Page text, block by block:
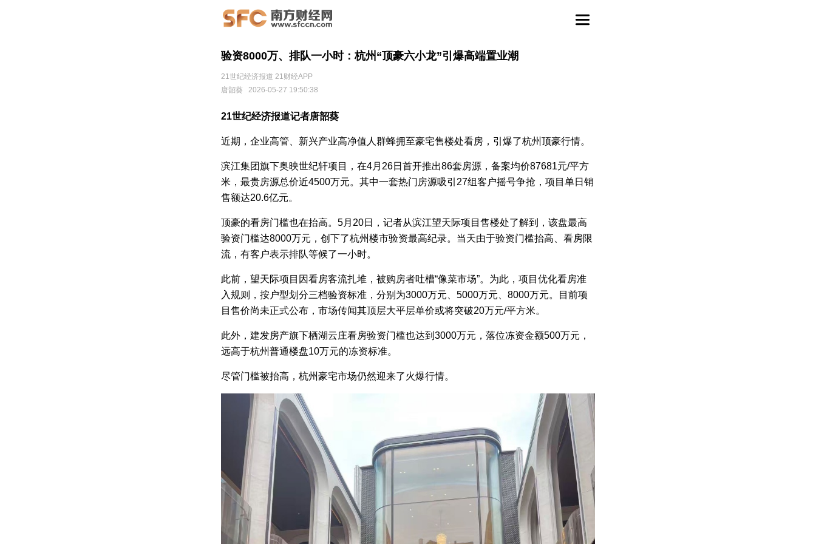
验资8000万、排队一小时：杭州“顶豪六小龙”引爆高端置业潮
21世纪经济报道 21财经APP
唐韶葵
2026-05-27 19:50:38
21世纪经济报道记者唐韶葵
近期，企业高管、新兴产业高净值人群蜂拥至豪宅售楼处看房，引爆了杭州顶豪行情。
滨江集团旗下奥映世纪轩项目，在4月26日首开推出86套房源，备案均价87681元/平方
米，最贵房源总价近4500万元。其中一套热门房源吸引27组客户摇号争抢，项目单日销
售额达20.6亿元。
顶豪的看房门槛也在抬高。5月20日，记者从滨江望天际项目售楼处了解到，该盘最高
验资门槛达8000万元，创下了杭州楼市验资最高纪录。当天由于验资门槛抬高、看房限
流，有客户表示排队等候了一小时。
此前，望天际项目因看房客流扎堆，被购房者吐槽“像菜市场”。为此，项目优化看房准
入规则，按户型划分三档验资标准，分别为3000万元、5000万元、8000万元。目前项
目售价尚未正式公布，市场传闻其顶层大平层单价或将突破20万元/平方米。
此外，建发房产旗下栖湖云庄看房验资门槛也达到3000万元，落位冻资金额500万元，
远高于杭州普通楼盘10万元的冻资标准。
尽管门槛被抬高，杭州豪宅市场仍然迎来了火爆行情。